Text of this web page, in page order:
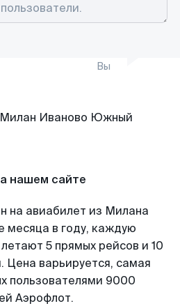
Вы
нашем сайте
на авиабилет из Милана
месяца в году, каждую
5 прямых рейсов и 10
Цена варьируется, самая
пользователями 9000
Аэрофлот.